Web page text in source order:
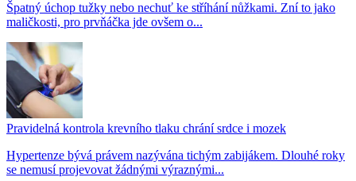
Špatný úchop tužky nebo nechuť ke stříhání nůžkami. Zní to jako
maličkosti, pro prvňáčka jde ovšem o...
Pravidelná kontrola krevního tlaku chrání srdce i mozek
Hypertenze bývá právem nazývána tichým zabijákem. Dlouhé roky
se nemusí projevovat žádnými výraznými...